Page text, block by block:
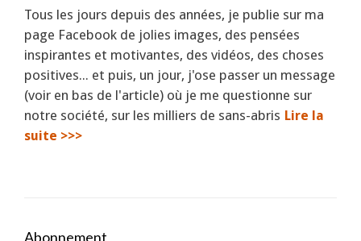
Tous les jours depuis des années, je publie sur ma
page Facebook de jolies images, des pensées
inspirantes et motivantes, des vidéos, des choses
positives... et puis, un jour, j'ose passer un message
(voir en bas de l'article) où je me questionne sur
notre société, sur les milliers de sans-abris Lire la
suite >>>
Abonnement